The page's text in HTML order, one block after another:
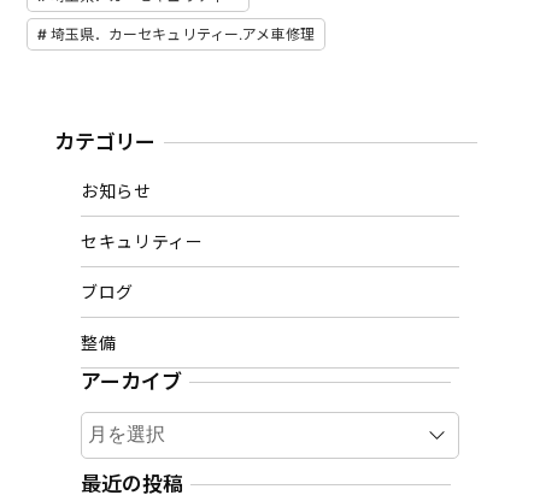
埼玉県．カーセキュリティー.アメ車修理
カテゴリー
お知らせ
セキュリティー
ブログ
整備
アーカイブ
ア
ー
カ
最近の投稿